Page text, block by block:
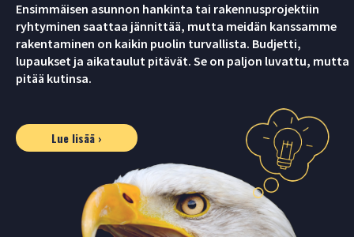
Ensimmäisen asunnon hankinta tai rakennusprojektiin
ryhtyminen saattaa jännittää, mutta meidän kanssamme
rakentaminen on kaikin puolin turvallista. Budjetti,
lupaukset ja aikataulut pitävät. Se on paljon luvattu, mutta
pitää kutinsa.
Lue lisää ›